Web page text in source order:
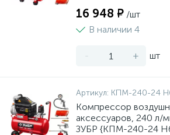
16 948 ₽ /шт
В наличии 4
- + шт
Артикул: КПМ-240-24
Компрессор
аксессуаров, 240 л/
ЗУБР {КПМ-240-24